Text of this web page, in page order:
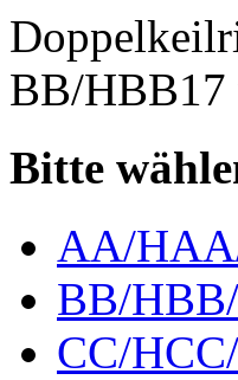
BB/HBB17
Bitte
AA/
BB/
CC/